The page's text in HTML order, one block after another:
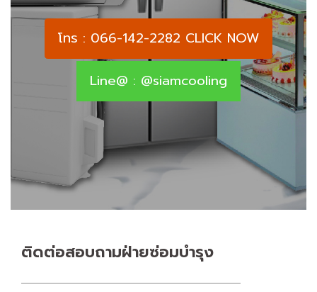
โทร : 066-142-2282 CLICK NOW
Line@ : @siamcooling
ติดต่อสอบถาม​ฝ่ายซ่อมบำรุง